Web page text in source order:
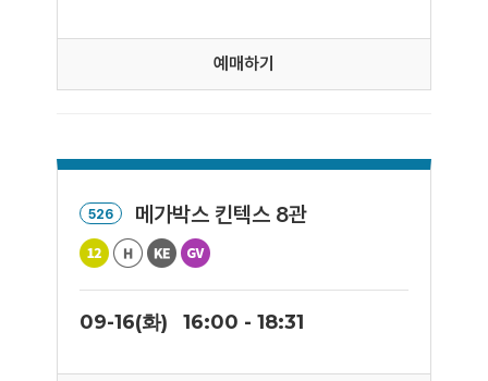
예매하기
526 메가박스 킨텍스 8관
09-16(화) 16:00 - 18:31